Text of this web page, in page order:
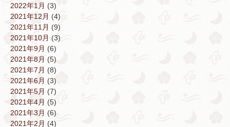
2022年1月 (3)
2021年12月 (4)
2021年11月 (9)
2021年10月 (3)
2021年9月 (6)
2021年8月 (5)
2021年7月 (8)
2021年6月 (3)
2021年5月 (7)
2021年4月 (5)
2021年3月 (6)
2021年2月 (4)